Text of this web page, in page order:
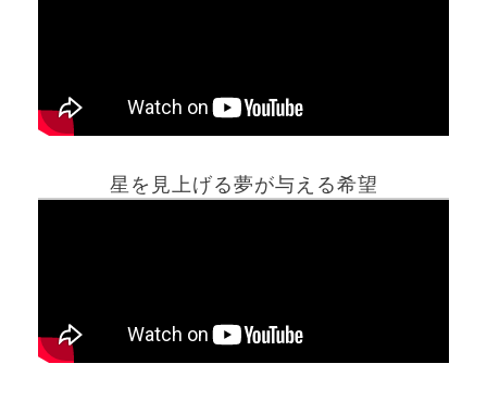
星を見上げる夢が与える希望
ホーム
最新記事動画